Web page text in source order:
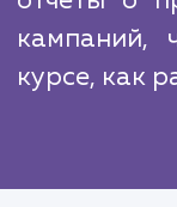
Подход,